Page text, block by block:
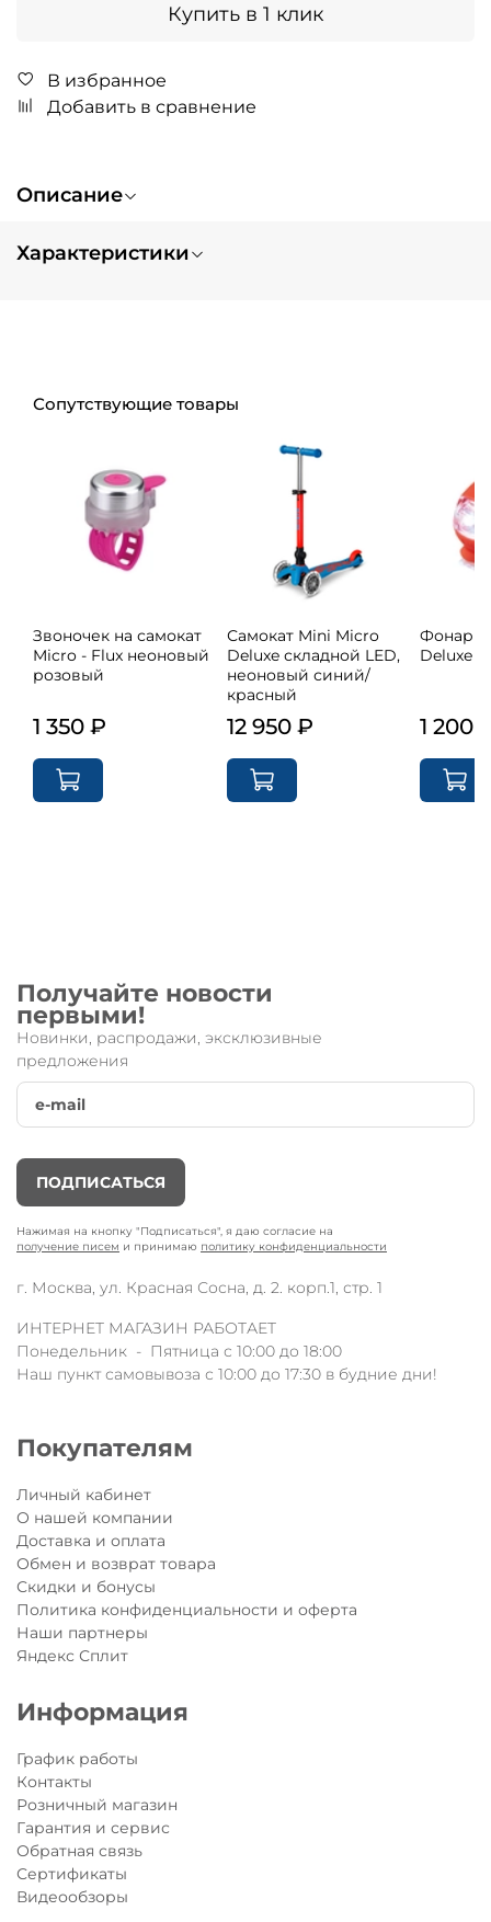
Купить в 1 клик
В избранное
Добавить в сравнение
Описание
швейцарского бренда
Новинка от производителя, которая отличается от
предыдущих моделей инновационным
светодиодной подсветки на регуляторе
размера. Комфортный шлем
защиту во время катания на самокате. Разработан
специально для подростков и взрослых. Настоятельно
рекомендуем брать шлем, подходящий по размеру! Вес: M
Шлем продается в красивой подарочной коробке!
регулируемые застёжки и крепёж;
размеры: M (средний - от 54 до 58 см);
инновационный высокотехнологичный материал;
ШлемНаушники- не только надежная защита, но и смелый
образ во время прогулки или занятий спортом!
Все шлемы Micro соответствуют европейскому стандарту
безопасности EN1078 - это означает, что его можно
скейтборде и роликах.
Характеристики
Сопутствующие товары
Звоночек на самокат
Micro - Flux неоновый
розовый
1 350 ₽
Самокат Mini Micro
Deluxe складной LED,
неоновый синий/
красный
12 950 ₽
Deluxe -
1 200
Получайте новости
первыми!
Новинки, распродажи, эксклюзивные
предложения
ПОДПИСАТЬСЯ
Нажимая на кнопку "Подписаться", я даю согласие на
получение писем и принимаю политику конфиденциальности
г. Москва, ул. Красная Сосна, д. 2. корп.1, стр. 1
ИНТЕРНЕТ МАГАЗИН РАБОТАЕТ
Понедельник - Пятница с 10:00 до 18:00
Наш пункт самовывоза с 10:00 до 17:30 в будние дни!
Покупателям
Личный кабинет
О нашей компании
Доставка и оплата
Обмен и возврат товара
Скидки и бонусы
Политика конфиденциальности и оферта
Наши партнеры
Яндекс Сплит
Информация
График работы
Контакты
Розничный магазин
Гарантия и сервис
Обратная связь
Сертификаты
Видеообзоры